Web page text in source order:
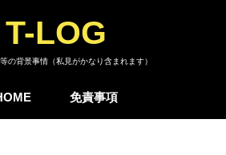
T-LOG
の背景事情（私見がかなり含まれます）
免責事項